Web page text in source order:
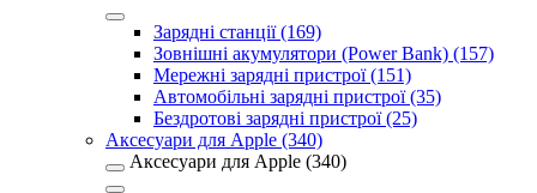
Зарядні станції (169)
Зовнішні акумулятори (Power Bank) (157)
Мережні зарядні пристрої (151)
Автомобільні зарядні пристрої (35)
Бездротові зарядні пристрої (25)
Аксесуари для Apple (340)
Аксесуари для Apple (340)